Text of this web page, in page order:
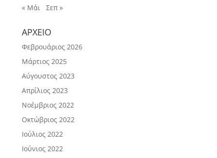
« Μάι
Σεπ »
ΑΡΧΕΙΟ
Φεβρουάριος 2026
Μάρτιος 2025
Αύγουστος 2023
Απρίλιος 2023
Νοέμβριος 2022
Οκτώβριος 2022
Ιούλιος 2022
Ιούνιος 2022